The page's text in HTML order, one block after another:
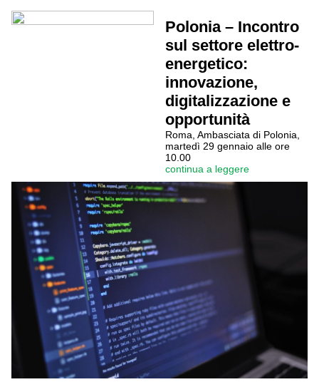
Polonia – Incontro
sul settore elettro-
energetico:
innovazione,
digitalizzazione e
opportunità
Roma, Ambasciata di Polonia,
martedì 29 gennaio alle ore
10.00
continua a leggere